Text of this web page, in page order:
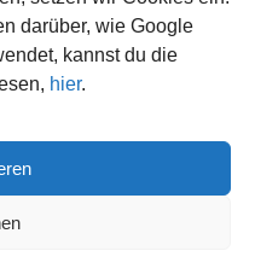
darüber, wie Google
kannst du die
hier.
Beschreibung
Grenzen helfen,
Wohl zu